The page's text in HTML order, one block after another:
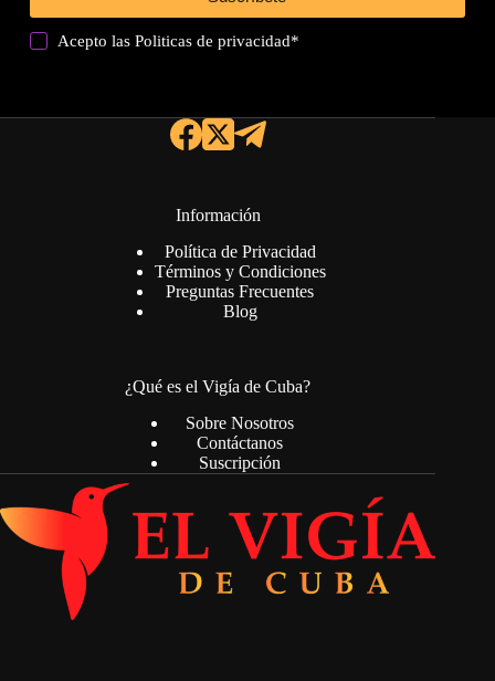
Acepto lasPoliticas de privacidad*
Información
Política de Privacidad
Términos y Condiciones
Preguntas Frecuentes
Blog
¿Qué es el Vigía de Cuba?
Sobre Nosotros
Contáctanos
Suscripción